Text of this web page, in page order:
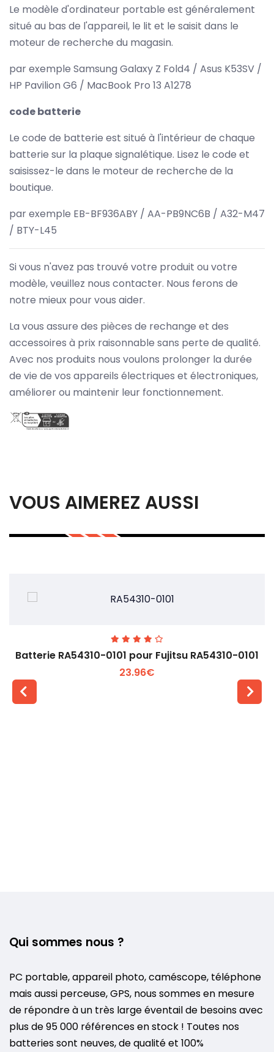
Le modèle d'ordinateur portable est généralement
situé au bas de l'appareil, le lit et le saisit dans le
moteur de recherche du magasin.
par exemple Samsung Galaxy Z Fold4 / Asus K53SV /
HP Pavilion G6 / MacBook Pro 13 A1278
code batterie
Le code de batterie est situé à l'intérieur de chaque
batterie sur la plaque signalétique. Lisez le code et
saisissez-le dans le moteur de recherche de la
boutique.
par exemple EB-BF936ABY / AA-PB9NC6B / A32-M47
/ BTY-L45
Si vous n'avez pas trouvé votre produit ou votre
modèle, veuillez nous contacter. Nous ferons de
notre mieux pour vous aider.
La vous assure des pièces de rechange et des
accessoires à prix raisonnable sans perte de qualité.
Avec nos produits nous voulons prolonger la durée
de vie de vos appareils électriques et électroniques,
améliorer ou maintenir leur fonctionnement.
VOUS AIMEREZ AUSSI
Batterie RA54310-0101 pour Fujitsu RA54310-0101
23.96€
Qui sommes nous ?
PC portable, appareil photo, caméscope, téléphone
mais aussi perceuse, GPS, nous sommes en mesure
de répondre à un très large éventail de besoins avec
plus de 95 000 références en stock ! Toutes nos
batteries sont neuves, de qualité et 100%